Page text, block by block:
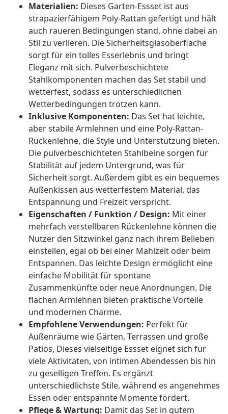
Materialien: Dieses Garten-Essset ist aus
strapazierfähigem Poly-Rattan gefertigt und hält
auch raueren Bedingungen stand, ohne dabei an
Stil zu verlieren. Die Sicherheitsglasoberfläche
sorgt für ein tolles Esserlebnis und bringt
Eleganz mit sich. Pulverbeschichtete
Stahlkomponenten machen das Set stabil und
wetterfest, sodass es unterschiedlichen
Wetterbedingungen trotzen kann.
Inklusive Komponenten: Das Set hat leichte,
aber stabile Armlehnen und eine Poly-Rattan-
Rückenlehne, die Style und Unterstützung bieten.
Die pulverbeschichteten Stahlbeine sorgen für
Stabilität auf jedem Untergrund, was für
Sicherheit sorgt. Außerdem gibt es ein bequemes
Außenkissen aus wetterfestem Material, das
Entspannung und Freizeit verspricht.
Eigenschaften / Funktion / Design: Mit einer
mehrfach verstellbaren Rückenlehne können die
Nutzer den Sitzwinkel ganz nach ihrem Belieben
einstellen, egal ob bei einer Mahlzeit oder beim
Entspannen. Das leichte Design ermöglicht eine
einfache Mobilität für spontane
Zusammenkünfte oder neue Anordnungen. Die
flachen Armlehnen bieten praktische Vorteile
und modernen Charme.
Empfohlene Verwendungen: Perfekt für
Außenräume wie Gärten, Terrassen und große
Patios, Dieses vielseitige Essset eignet sich für
viele Aktivitäten, von intimen Abendessen bis hin
zu geselligen Treffen. Es ergänzt
unterschiedlichste Stile, während es angenehmes
Essen oder entspannte Momente fördert.
Pflege & Wartung: Damit das Set in gutem